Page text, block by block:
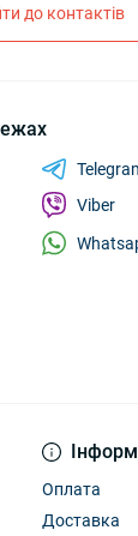
до контактів
Оплата
Доставка
Viber